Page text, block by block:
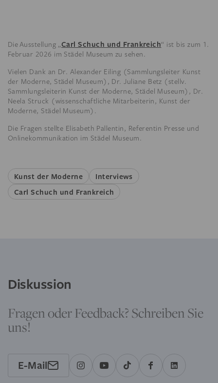
Die Ausstellung „Carl Schuch und Frankreich“ ist bis zum 1.
Februar 2026 im Städel Museum zu sehen.
Vielen Dank an Dr. Alexander Eiling (Sammlungsleiter Kunst
der Moderne, Städel Museum), Dr. Juliane Betz (stellv.
Sammlungsleiterin Kunst der Moderne, Städel Museum), Dr.
Neela Struck (wissenschaftliche Mitarbeiterin, Kunst der
Moderne, Städel Museum).
Die Fragen stellte Elisabeth Pallentin, Referentin Presse und
Onlinekommunikation im Städel Museum.
Kunst der Moderne
Interviews
Carl Schuch und Frankreich
Diskussion
Fragen oder Feedback? Schreiben Sie
uns!
E-Mail